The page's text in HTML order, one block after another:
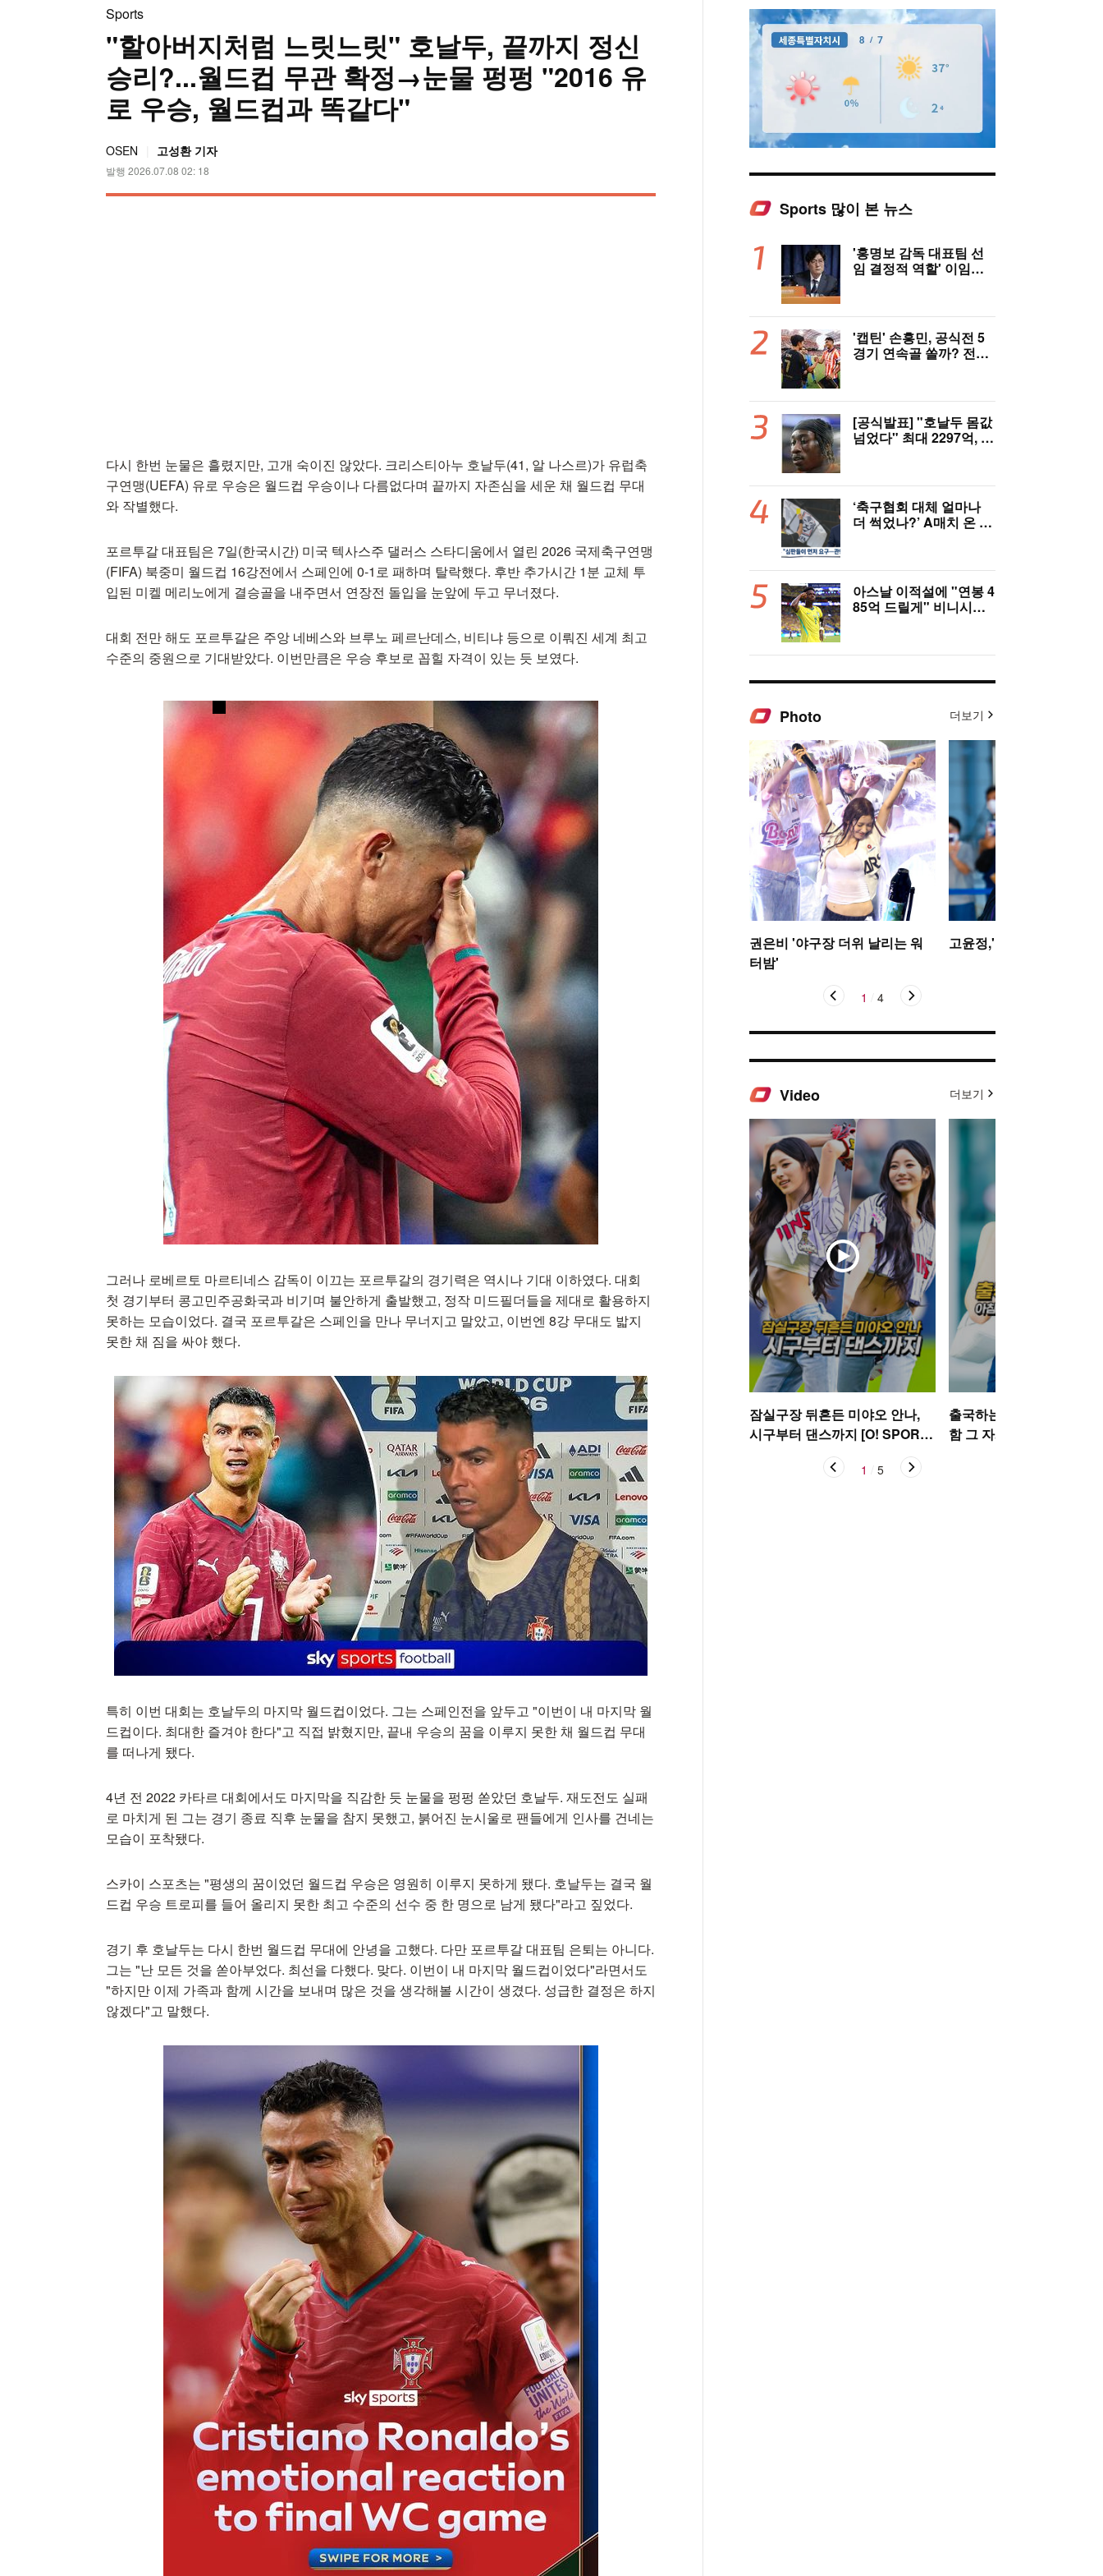
Sports
"할아버지처럼 느릿느릿" 호날두, 끝까지 정신
승리?...월드컵 무관 확정→눈물 펑펑 "2016 유
로 우승, 월드컵과 똑같다"
OSEN 고성환 기자
발행 2026.07.08 02: 18
다시 한번 눈물은 흘렸지만, 고개 숙이진 않았다. 크리스티아누 호날두(41, 알 나스르)가 유럽축
구연맹(UEFA) 유로 우승은 월드컵 우승이나 다름없다며 끝까지 자존심을 세운 채 월드컵 무대
와 작별했다.
포르투갈 대표팀은 7일(한국시간) 미국 텍사스주 댈러스 스타디움에서 열린 2026 국제축구연맹
(FIFA) 북중미 월드컵 16강전에서 스페인에 0-1로 패하며 탈락했다. 후반 추가시간 1분 교체 투
입된 미켈 메리노에게 결승골을 내주면서 연장전 돌입을 눈앞에 두고 무너졌다.
대회 전만 해도 포르투갈은 주앙 네베스와 브루노 페르난데스, 비티냐 등으로 이뤄진 세계 최고
수준의 중원으로 기대받았다. 이번만큼은 우승 후보로 꼽힐 자격이 있는 듯 보였다.
그러나 로베르토 마르티네스 감독이 이끄는 포르투갈의 경기력은 역시나 기대 이하였다. 대회
첫 경기부터 콩고민주공화국과 비기며 불안하게 출발했고, 정작 미드필더들을 제대로 활용하지
못하는 모습이었다. 결국 포르투갈은 스페인을 만나 무너지고 말았고, 이번엔 8강 무대도 밟지
못한 채 짐을 싸야 했다.
특히 이번 대회는 호날두의 마지막 월드컵이었다. 그는 스페인전을 앞두고 "이번이 내 마지막 월
드컵이다. 최대한 즐겨야 한다"고 직접 밝혔지만, 끝내 우승의 꿈을 이루지 못한 채 월드컵 무대
를 떠나게 됐다.
4년 전 2022 카타르 대회에서도 마지막을 직감한 듯 눈물을 펑펑 쏟았던 호날두. 재도전도 실패
로 마치게 된 그는 경기 종료 직후 눈물을 참지 못했고, 붉어진 눈시울로 팬들에게 인사를 건네는
모습이 포착됐다.
스카이 스포츠는 "평생의 꿈이었던 월드컵 우승은 영원히 이루지 못하게 됐다. 호날두는 결국 월
드컵 우승 트로피를 들어 올리지 못한 최고 수준의 선수 중 한 명으로 남게 됐다"라고 짚었다.
경기 후 호날두는 다시 한번 월드컵 무대에 안녕을 고했다. 다만 포르투갈 대표팀 은퇴는 아니다.
그는 "난 모든 것을 쏟아부었다. 최선을 다했다. 맞다. 이번이 내 마지막 월드컵이었다"라면서도
"하지만 이제 가족과 함께 시간을 보내며 많은 것을 생각해볼 시간이 생겼다. 성급한 결정은 하지
않겠다"고 말했다.
Sports 많이 본 뉴스
'홍명보 감독 대표팀 선
임 결정적 역할' 이임생
와 법정 공방 나선다
'캡틴' 손흥민, 공식전 5
경기 연속골 쏠까? 전반
1 전반 종료
[공식발표] "호날두 몸값
넘었다" 최대 2297억, 초
다..."구단 역사상 가장
비싼 영입"
‘축구협회 대체 얼마나
더 썩었나?’ A매치 온 외
않겠나?”
아스날 이적설에 "연봉 4
85억 드릴게" 비니시우
Photo 더보기
권은비 '야구장 더위 날리는 워
터밤'
고윤정,'탄성을 자아내는
1 4
Video 더보기
잠실구장 뒤흔든 미야오 안나,
시구부터 댄스까지 [O! SPORT
출국하는 박규영, 아침부
함 그 자체~ [O! STAR 숏
1 5